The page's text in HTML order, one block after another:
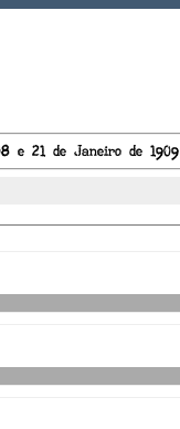
e 21 de Janeiro de 1909